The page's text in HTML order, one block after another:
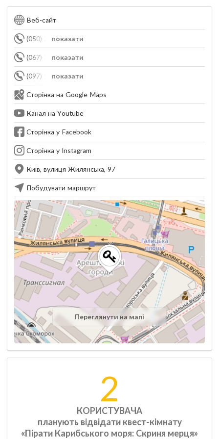
Веб-сайт
показати
(050) 328-76-64
показати
(067) 700-16-56
показати
(097) 184-48-45
Сторінка на Google Maps
Канал на Youtube
Сторінка у Facebook
Сторінка у Instagram
Київ, вулиця Жилянська, 97
Побудувати маршрут
Переглянути на мапі
2
КОРИСТУВАЧА
планують відвідати квест-кімнату
«Пірати Карибського моря: Скриня мерця»